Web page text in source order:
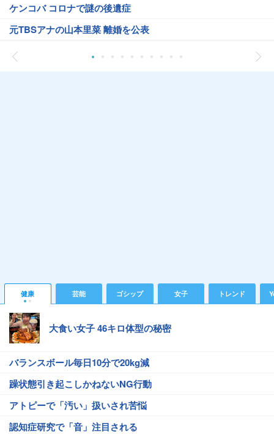
ケンコバ コロナで謎の後遺症
元TBSアナの山本里菜 離婚を公表
健康 芸能 ゴシップ 女子 トレンド
大食い女子 46キロ体型の秘密
バランスボール毎日10分で20kg減
躁状態引き起こしかねないNG行動
アトピーで「汚い」扱いされ苦悩
認知症研究で「音」注目される